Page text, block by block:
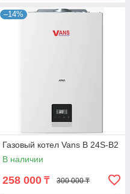
–14%
Газовый котел Vans B 24S-B2
В наличии
258 000 ₸ 300 000 ₸